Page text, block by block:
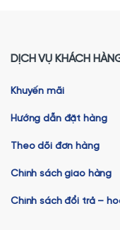
DỊCH VỤ KHÁCH
Khuyến mãi
Hướng dẫn đặt hàng
Theo dõi đơn hàng
Chính sách giao hàng
Chính sách đổi trả –